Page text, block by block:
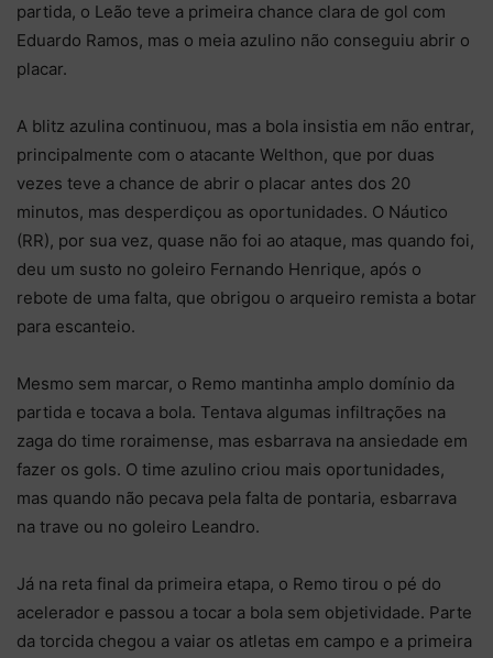
partida, o Leão teve a primeira chance clara de gol com
Eduardo Ramos, mas o meia azulino não conseguiu abrir o
placar.
A blitz azulina continuou, mas a bola insistia em não entrar,
principalmente com o atacante Welthon, que por duas
vezes teve a chance de abrir o placar antes dos 20
minutos, mas desperdiçou as oportunidades. O Náutico
(RR), por sua vez, quase não foi ao ataque, mas quando foi,
deu um susto no goleiro Fernando Henrique, após o
rebote de uma falta, que obrigou o arqueiro remista a botar
para escanteio.
Mesmo sem marcar, o Remo mantinha amplo domínio da
partida e tocava a bola. Tentava algumas infiltrações na
zaga do time roraimense, mas esbarrava na ansiedade em
fazer os gols. O time azulino criou mais oportunidades,
mas quando não pecava pela falta de pontaria, esbarrava
na trave ou no goleiro Leandro.
Já na reta final da primeira etapa, o Remo tirou o pé do
acelerador e passou a tocar a bola sem objetividade. Parte
da torcida chegou a vaiar os atletas em campo e a primeira